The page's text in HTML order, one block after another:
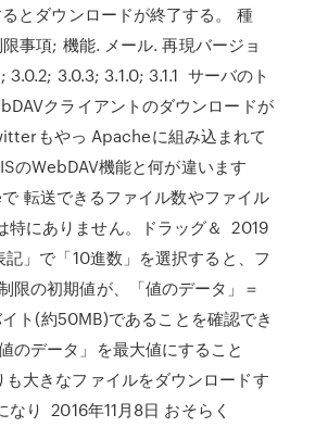
とダウンロードが終了する。 種
事項; 機能. メール. 再現バージョ
3.0.2; 3.0.3; 3.1.0; 3.1.1 サーバのト
クライアントのダウンロードが
もやっ Apacheに組み込まれて
のWebDAV機能と何が違います
転送できるファイル数やファイル
特にありません。ドラッグ＆ 2019
記」で「10進数」を選択すると、フ
限の初期値が、「値のデータ」＝
ト(約50MB)であることを確認でき
のデータ」を最大値にすること
大きなファイルをダウンロードす
なり 2016年11月8日 おそらく